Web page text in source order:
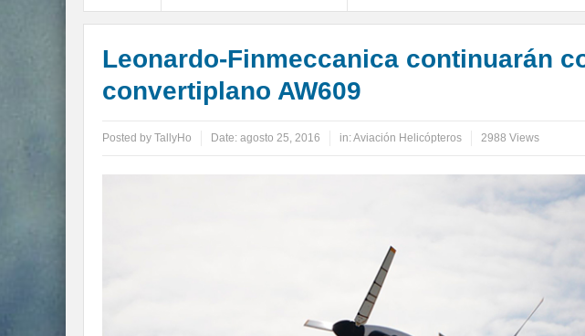
Leonardo-Finmeccanica continuarán
convertiplano AW609
Posted by TallyHo Date: agosto 25, 2016 in:Aviación Helicópteros 2988 Views